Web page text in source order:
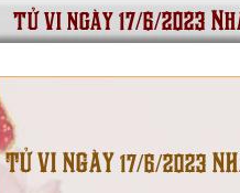
tử vi ngày 17/6/2023
TỬ VI NGÀY 17/6/2023